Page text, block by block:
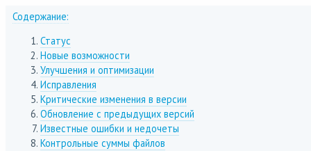
Содержание:
Статус
Новые возможности
Улучшения и оптимизации
Исправления
Критические изменения в версии
Обновление с предыдущих версий
Известные ошибки и недочеты
Контрольные суммы файлов